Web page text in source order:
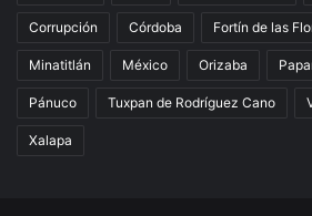
Corrupción Córdoba Fortín de las
Minatitlán México Orizaba
Pánuco Tuxpan de Rodríguez Cano
Xalapa